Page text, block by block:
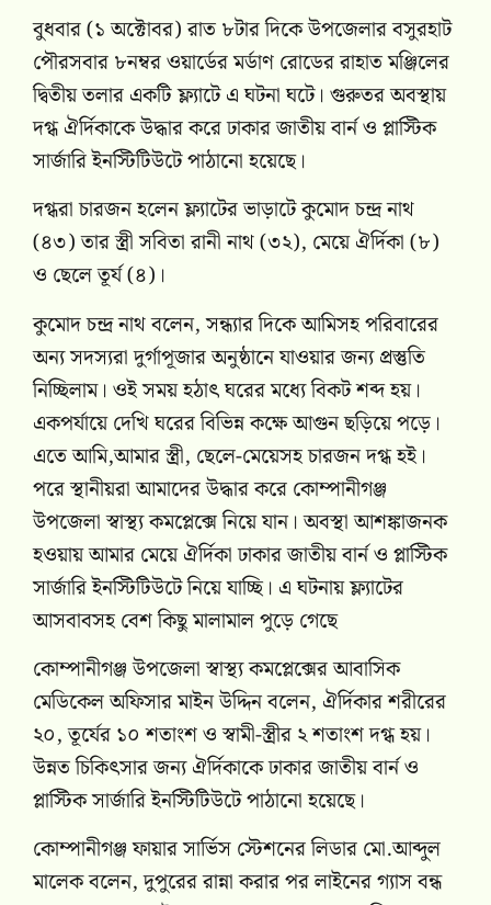
বুধবার (১ অক্টোবর) রাত ৮টার দিকে উপজেলার বসুরহাট
পৌরসবার ৮নম্বর ওয়ার্ডের মর্ডাণ রোডের রাহাত মঞ্জিলের
দ্বিতীয় তলার একটি ফ্ল্যাটে এ ঘটনা ঘটে। গুরুতর অবস্থায়
দগ্ধ ঐর্দিকাকে উদ্ধার করে ঢাকার জাতীয় বার্ন ও প্লাস্টিক
সার্জারি ইনস্টিটিউটে পাঠানো হয়েছে।
দগ্ধরা চারজন হলেন ফ্ল্যাটের ভাড়াটে কুমোদ চন্দ্র নাথ
(৪৩) তার স্ত্রী সবিতা রানী নাথ (৩২), মেয়ে ঐর্দিকা (৮)
ও ছেলে তূর্য (৪)।
কুমোদ চন্দ্র নাথ বলেন, সন্ধ্যার দিকে আমিসহ পরিবারের
অন্য সদস্যরা দুর্গাপূজার অনুষ্ঠানে যাওয়ার জন্য প্রস্তুতি
নিচ্ছিলাম। ওই সময় হঠাৎ ঘরের মধ্যে বিকট শব্দ হয়।
একপর্যায়ে দেখি ঘরের বিভিন্ন কক্ষে আগুন ছড়িয়ে পড়ে।
এতে আমি,আমার স্ত্রী, ছেলে-মেয়েসহ চারজন দগ্ধ হই।
পরে স্থানীয়রা আমাদের উদ্ধার করে কোম্পানীগঞ্জ
উপজেলা স্বাস্থ্য কমপ্লেক্সে নিয়ে যান। অবস্থা আশঙ্কাজনক
হওয়ায় আমার মেয়ে ঐর্দিকা ঢাকার জাতীয় বার্ন ও প্লাস্টিক
সার্জারি ইনস্টিটিউটে নিয়ে যাচ্ছি। এ ঘটনায় ফ্ল্যাটের
আসবাবসহ বেশ কিছু মালামাল পুড়ে গেছে
কোম্পানীগঞ্জ উপজেলা স্বাস্থ্য কমপ্লেক্সের আবাসিক
মেডিকেল অফিসার মাইন উদ্দিন বলেন, ঐর্দিকার শরীরের
২০, তূর্যের ১০ শতাংশ ও স্বামী-স্ত্রীর ২ শতাংশ দগ্ধ হয়।
উন্নত চিকিৎসার জন্য ঐর্দিকাকে ঢাকার জাতীয় বার্ন ও
প্লাস্টিক সার্জারি ইনস্টিটিউটে পাঠানো হয়েছে।
কোম্পানীগঞ্জ ফায়ার সার্ভিস স্টেশনের লিডার মো.আব্দুল
মালেক বলেন, দুপুরের রান্না করার পর লাইনের গ্যাস বন্ধ